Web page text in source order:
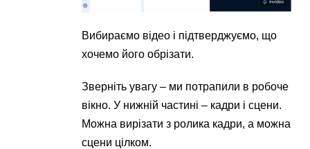
Вибираємо відео і підтверджуємо, що
хочемо його обрізати.
Зверніть увагу – ми потрапили в робоче
вікно. У нижній частині – кадри і сцени.
Можна вирізати з ролика кадри, а можна
сцени цілком.